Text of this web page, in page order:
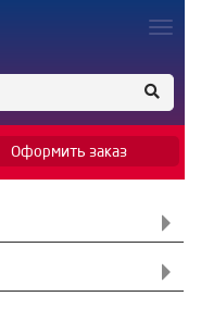
Оформить заказ